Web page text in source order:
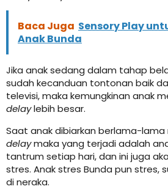
Baca Juga Sensory Play
Anak Bunda
Jika anak sedang dalam tahap
sudah kecanduan tontonan baik
televisi, maka kemungkinan anak
delaylebih besar.
Saat anak dibiarkan berlama-
delaymaka yang terjadi adalah
tantrum setiap hari, dan ini juga
stres. Anak stres Bunda pun stres,
di neraka.